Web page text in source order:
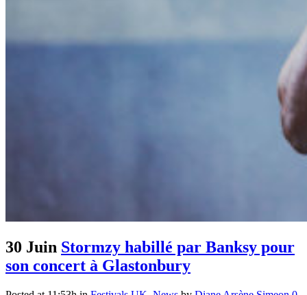
30 Juin Stormzy habillé par Banksy pour
son concert à Glastonbury